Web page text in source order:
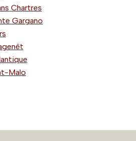
Chartres
Gargano
Malo